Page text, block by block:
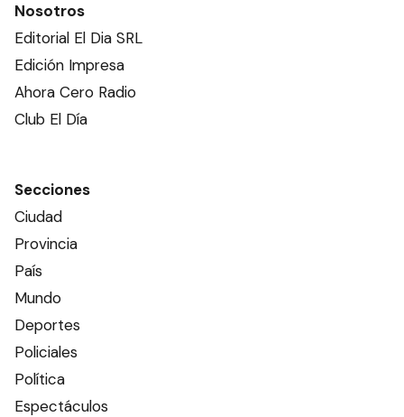
Nosotros
Editorial El Dia SRL
Edición Impresa
Ahora Cero Radio
Club El Día
Secciones
Ciudad
Provincia
País
Mundo
Deportes
Policiales
Política
Espectáculos